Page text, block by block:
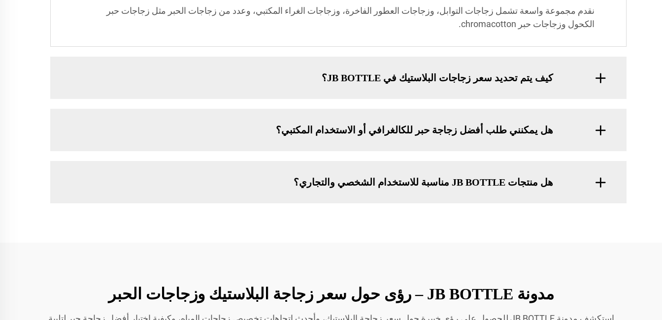
نقدم مجموعة واسعة تشمل زجاجات التوابل، وزجاجات العطور الفاخرة، وزجاجات الغراء المكتبي، وعدد من زجاجات الحبر مثل زجاجات حبر
الكحول وزجاجات حبر chromacotton.
كيف يتم تحديد سعر زجاجات البلاستيك في JB BOTTLE؟
هل يمكنني طلب أفضل زجاجة حبر للكالغرافي أو الاستخدام المكتبي؟
هل منتجات JB BOTTLE مناسبة للاستخدام الشخصي والتجاري؟
مدونة JB BOTTLE – رؤى حول سعر زجاجة البلاستيك وزجاجات الحبر